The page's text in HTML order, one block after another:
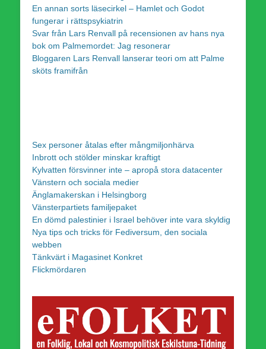
En annan sorts läsecirkel – Hamlet och Godot
fungerar i rättspsykiatrin
Svar från Lars Renvall på recensionen av hans nya
bok om Palmemordet: Jag resonerar
Bloggaren Lars Renvall lanserar teori om att Palme
sköts framifrån
Sex personer åtalas efter mångmiljonhärva
Inbrott och stölder minskar kraftigt
Kylvatten försvinner inte – apropå stora datacenter
Vänstern och sociala medier
Änglamakerskan i Helsingborg
Vänsterpartiets familjepaket
En dömd palestinier i Israel behöver inte vara skyldig
Nya tips och tricks för Fediversum, den sociala
webben
Tänkvärt i Magasinet Konkret
Flickmördaren